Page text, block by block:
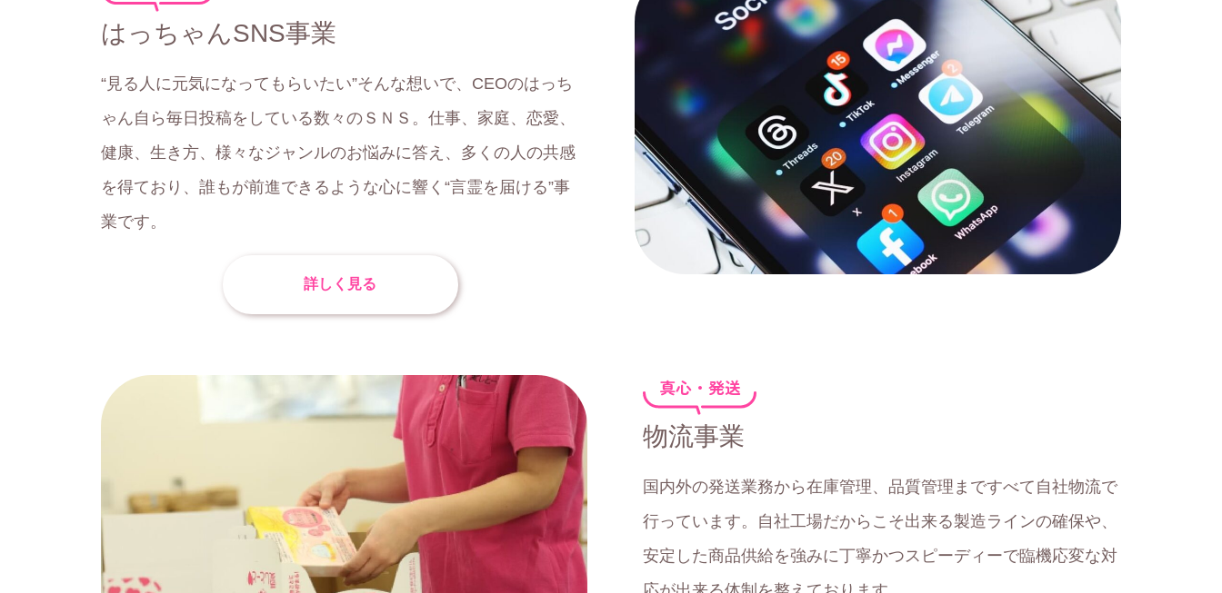
はっちゃんSNS事業
“見る人に元気になってもらいたい”そんな想いで、CEOのはっち
ゃん自ら毎日投稿をしている数々のＳＮＳ。仕事、家庭、恋愛、
健康、生き方、様々なジャンルのお悩みに答え、多くの人の共感
を得ており、誰もが前進できるような心に響く“言霊を届ける”事
業です。
詳しく見る
物流事業
真心・発送
国内外の発送業務から在庫管理、品質管理まですべて自社物流で
行っています。自社工場だからこそ出来る製造ラインの確保や、
安定した商品供給を強みに丁寧かつスピーディーで臨機応変な対